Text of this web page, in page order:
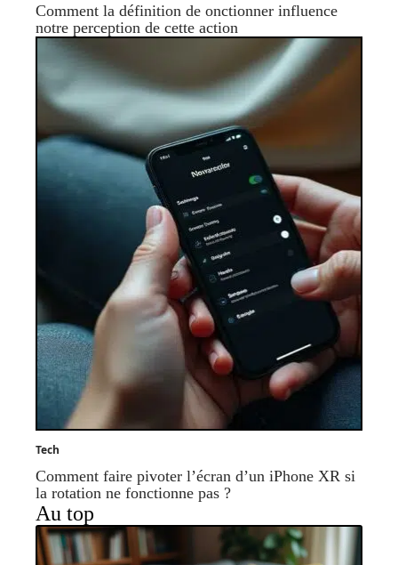
Comment la définition de onctionner influence
notre perception de cette action
Tech
Comment faire pivoter l’écran d’un iPhone XR si
la rotation ne fonctionne pas ?
Au top